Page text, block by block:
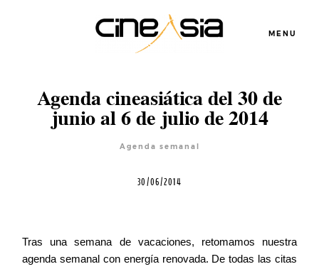
MENU
Agenda cineasiática del 30 de
junio al 6 de julio de 2014
Agenda semanal
30/06/2014
Tras una semana de vacaciones, retomamos nuestra
agenda semanal con energía renovada. De todas las citas